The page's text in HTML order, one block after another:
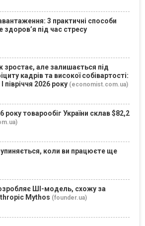
3 практичні способи
здоров’я під час стресу
зростає, але залишається під
кадрів та високої собівартості:
півріччя 2026 року (economist.com.ua)
року товарообіг України склав $82,2
коли ви працюєте ще
ШІ-модель, схожу за
Mythos (founder.ua)